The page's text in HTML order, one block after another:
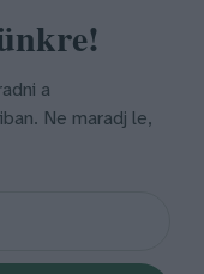
a
Ne maradj le,